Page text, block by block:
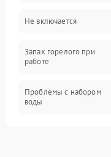
Не включается
Запах горелого при
работе
Проблемы с набором
воды